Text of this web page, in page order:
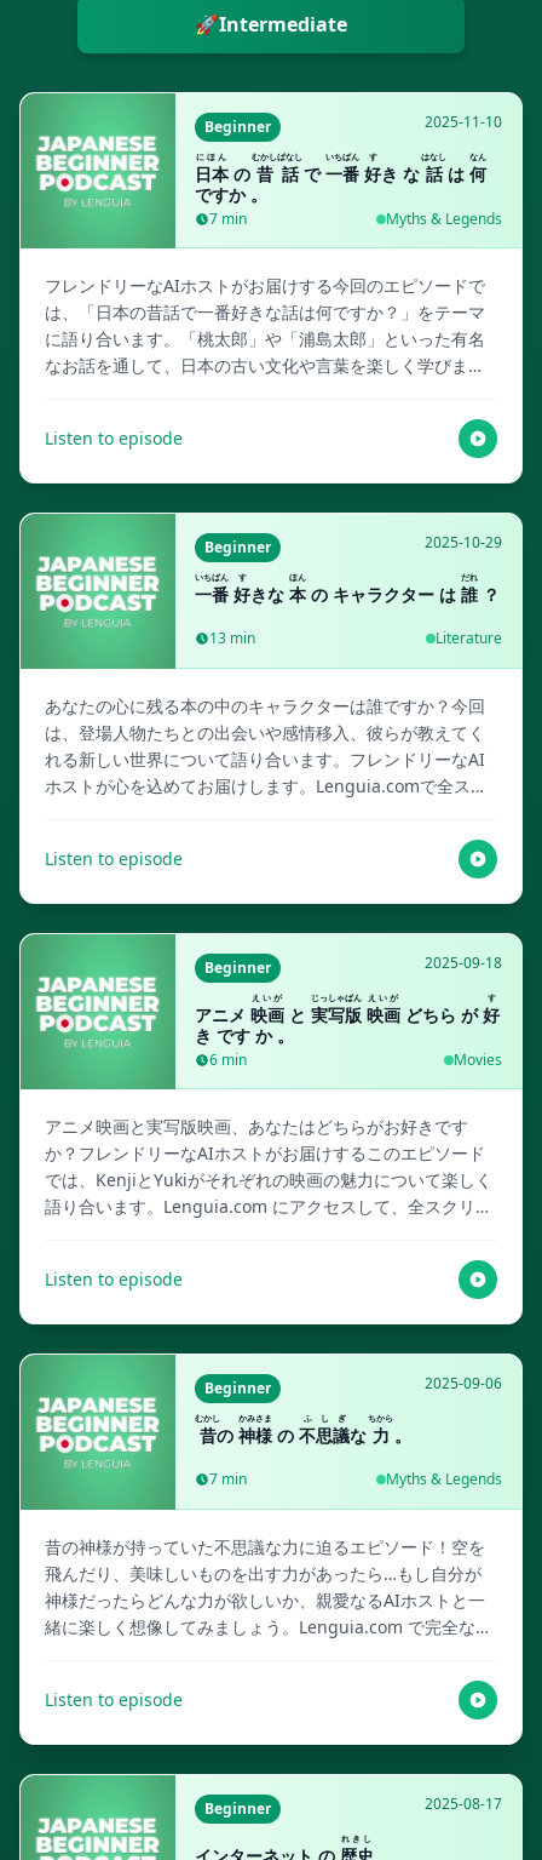
🚀Intermediate
Beginner 2025-11-10
日本
にほん
の 昔話
むかしばなし
で一番
いちばん
好
す
き な 話
はなし
は 何
なん
ですか 。
7 min Myths & Legends
フレンドリーなAIホストがお届けする今回のエピソードで
は、「日本の昔話で一番好きな話は何ですか？」をテーマ
に語り合います。「桃太郎」や「浦島太郎」といった有名
なお話を通して、日本の古い文化や言葉を楽しく学びまし
チメディアフラッシュカード、その他の語学学習リソース
を手に入れましょう！
Listen to episode
Beginner 2025-10-29
一番
いちばん
好
す
きな 本
ほん
の キャラクター は 誰
だれ
？
13 min Literature
あなたの心に残る本の中のキャラクターは誰ですか？今回
は、登場人物たちとの出会いや感情移入、彼らが教えてく
れる新しい世界について語り合います。フレンドリーなAI
ホストが心を込めてお届けします。Lenguia.comで全スク
Listen to episode
Beginner 2025-09-18
アニメ 映画
えいが
と 実写版
じっしゃばん
映画
えいが
どちら が好
す
き です か 。
6 min Movies
アニメ映画と実写版映画、あなたはどちらがお好きです
か？フレンドリーなAIホストがお届けするこのエピソード
では、KenjiとYukiがそれぞれの映画の魅力について楽しく
語り合います。Lenguia.com にアクセスして、全スクリプ
Listen to episode
Beginner 2025-09-06
昔
むかし
の 神様
かみさま
の 不思議
ふしぎ
な 力
ちから
。
7 min Myths & Legends
昔の神様が持っていた不思議な力に迫るエピソード！空を
飛んだり、美味しいものを出す力があったら…もし自分が
神様だったらどんな力が欲しいか、親愛なるAIホストと一
緒に楽しく想像してみましょう。Lenguia.com で完全なス
Listen to episode
Beginner 2025-08-17
れきし